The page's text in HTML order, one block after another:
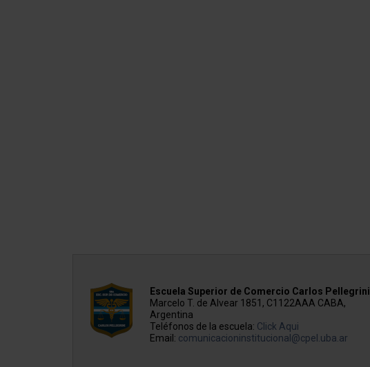
Escuela Superior de Comercio Carlos Pellegrini
Marcelo T. de Alvear 1851, C1122AAA CABA,
Argentina
Teléfonos de la escuela: Click Aqui
Email: comunicacioninstitucional@cpel.uba.ar